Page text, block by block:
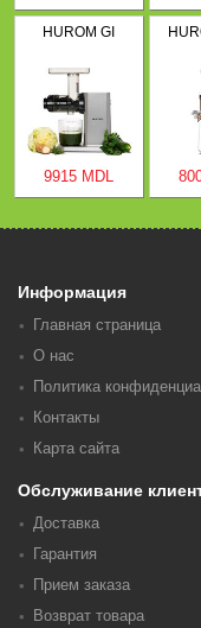
HUROM GI
9915 MDL
Информация
Главная страница
О нас
Политика
Контакты
Карта сайта
Обслуживание
Доставка
Гарантия
Прием заказа
Возврат товара